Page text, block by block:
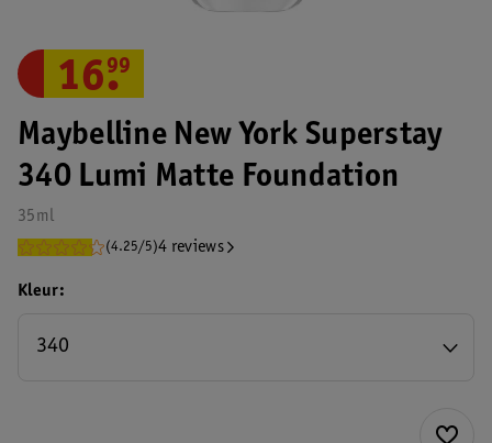
Maybelline New York Superstay
340 Lumi Matte Foundation
35ml
(4.25/5)4 reviews
16.
99
Kleur
340